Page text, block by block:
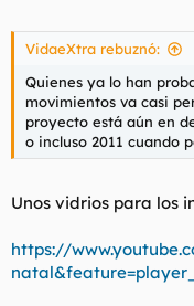
VidaeXtra rebuznó:
Quienes ya lo han
movimientos va casi
proyecto está aún en
o incluso 2011 cuando
Unos vidrios para los
https://